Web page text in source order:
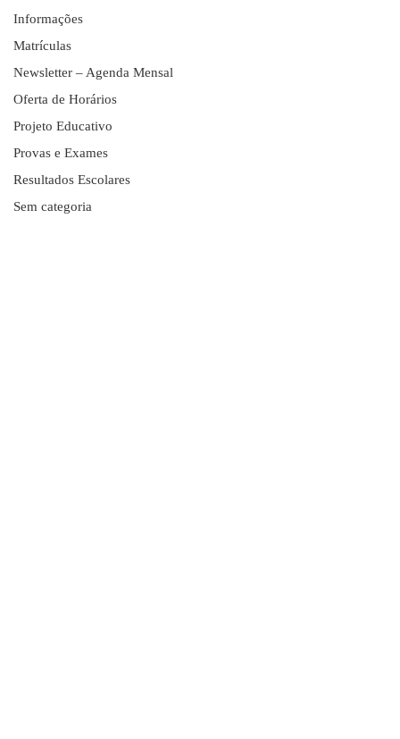
Informações
Matrículas
Newsletter – Agenda Mensal
Oferta de Horários
Projeto Educativo
Provas e Exames
Resultados Escolares
Sem categoria